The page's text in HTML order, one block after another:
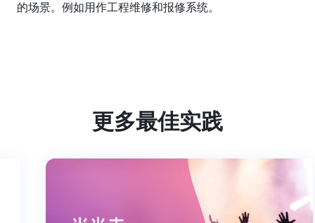
的场景。例如用作工程维修和报修系统。
更多最佳实践